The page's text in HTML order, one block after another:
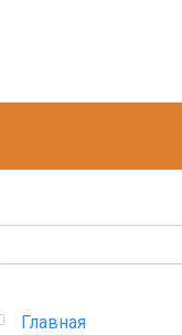
Главная